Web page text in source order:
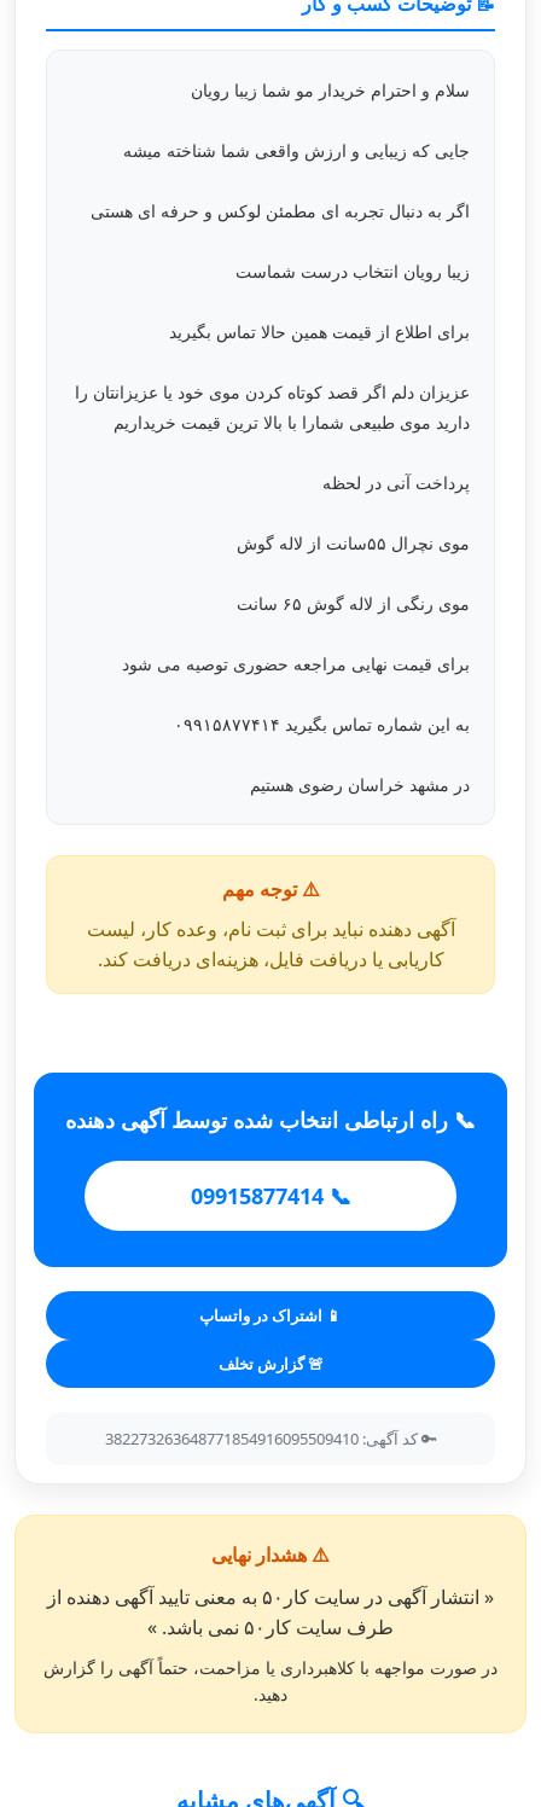
سلام و احترام خریدار مو شما زیبا رویان
جایی که زیبایی و ارزش واقعی شما شناخته میشه
اگر به دنبال تجربه ای مطمئن لوکس و حرفه ای هستی
زیبا رویان انتخاب درست شماست
برای اطلاع از قیمت همین حالا تماس بگیرید
عزیزان دلم اگر قصد کوتاه کردن موی خود یا عزیزانتان را
دارید موی طبیعی شمارا با بالا ترین قیمت خریداریم
پرداخت آنی در لحظه
موی نچرال ۵۵سانت از لاله گوش
موی رنگی از لاله گوش ۶۵ سانت
برای قيمت نهایی مراجعه حضوری توصیه می شود
به این شماره تماس بگیرید ۰۹۹۱۵۸۷۷۴۱۴
در مشهد خراسان رضوی هستیم
⚠️ توجه مهم
آگهی دهنده نباید برای ثبت نام، وعده کار، لیست
کاریابی یا دریافت فایل، هزینه‌ای دریافت کند.
📞 راه ارتباطی انتخاب شده توسط آگهی دهنده
📞 09915877414
📱 اشتراک در واتساپ
🚨 گزارش تخلف
🔑 کد آگهی: 382273263648771854916095509410
⚠️ هشدار نهایی
« انتشار آگهی در سایت کار۵۰ به معنی تایید آگهی دهنده از
طرف سایت کار۵۰ نمی باشد. »
در صورت مواجهه با کلاهبرداری یا مزاحمت، حتماً آگهی را گزارش
دهید.
🔍 آگهی‌های مشابه